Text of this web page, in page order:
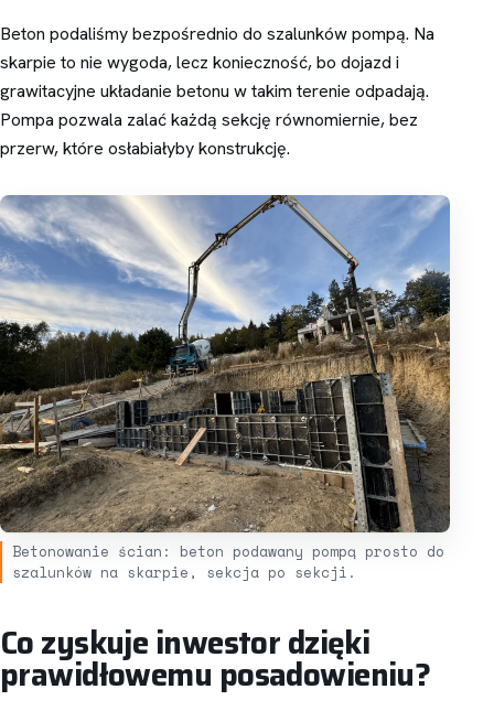
Beton podaliśmy bezpośrednio do szalunków pompą. Na
skarpie to nie wygoda, lecz konieczność, bo dojazd i
grawitacyjne układanie betonu w takim terenie odpadają.
Pompa pozwala zalać każdą sekcję równomiernie, bez
przerw, które osłabiałyby konstrukcję.
Betonowanie ścian: beton podawany pompą prosto do
szalunków na skarpie, sekcja po sekcji.
Co zyskuje inwestor dzięki
prawidłowemu posadowieniu?